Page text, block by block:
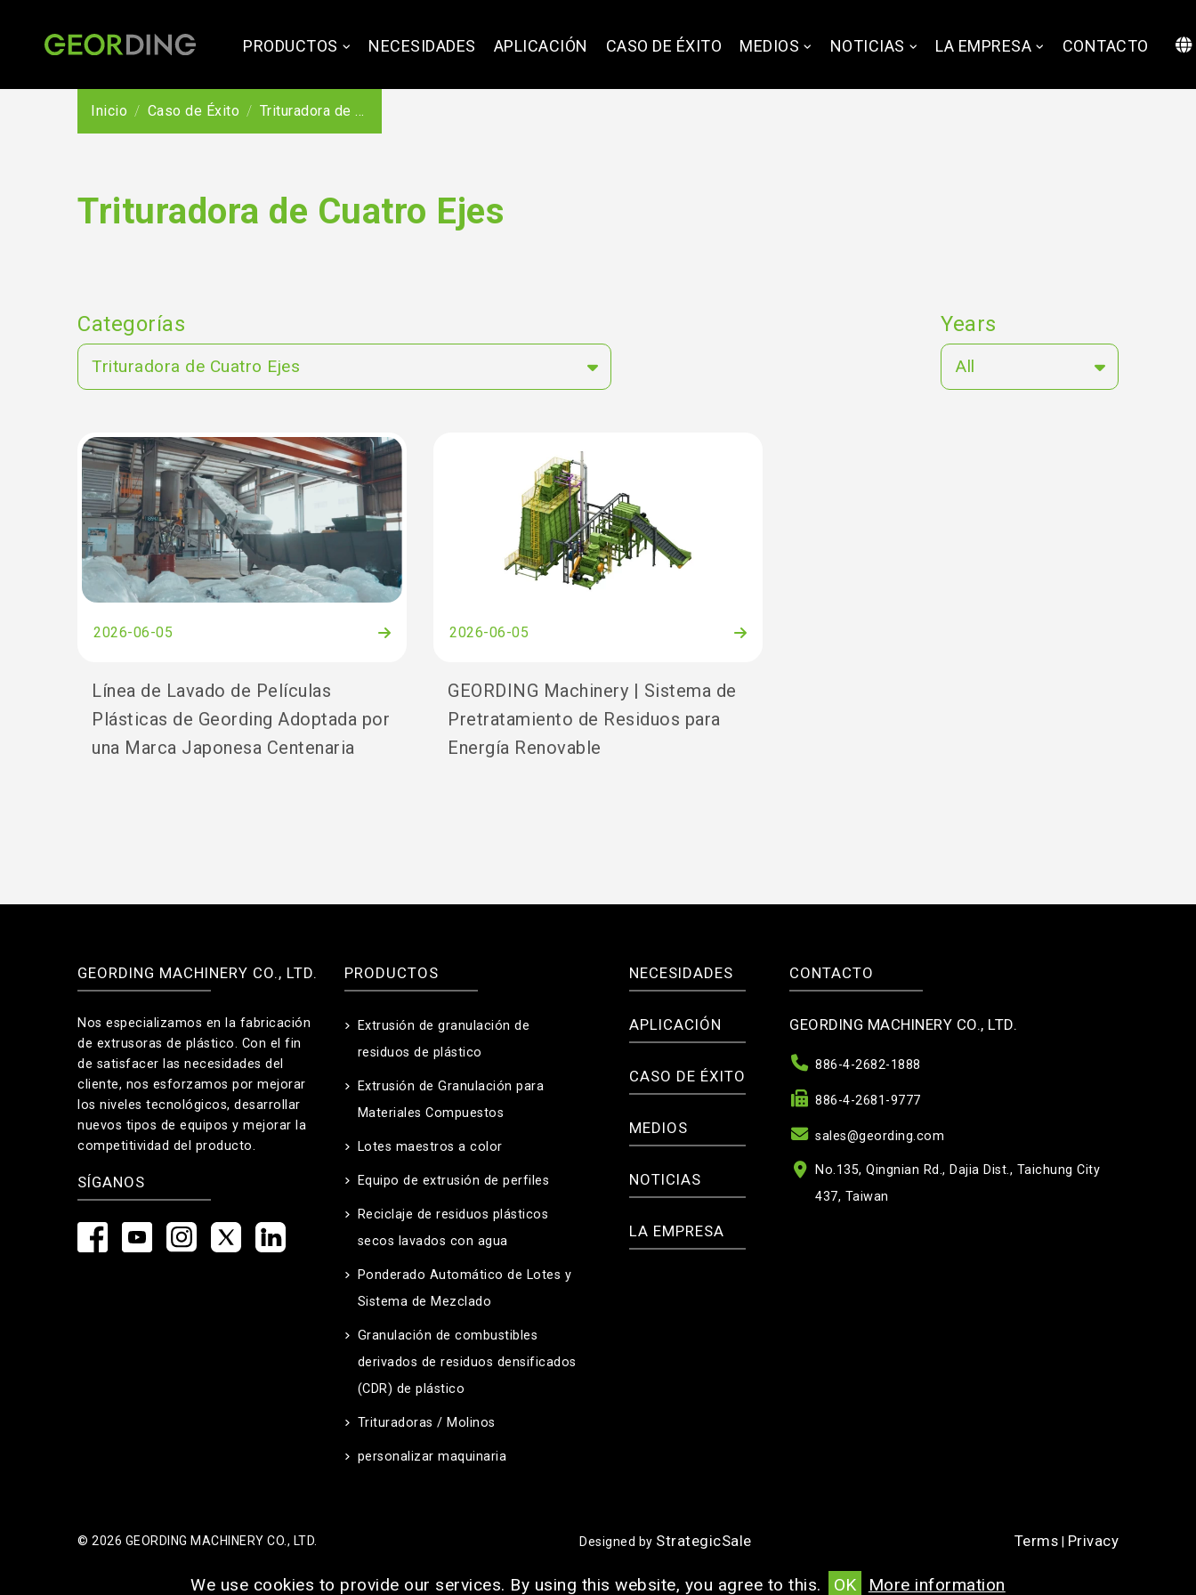
PRODUCTOS NECESIDADES APLICACIÓN CASO DE ÉXITO MEDIOS NOTICIAS LA EMPRESA CONTACTO
Inicio Caso de Éxito Trituradora de Cuatro Ejes
Trituradora de Cuatro Ejes
Categorías
Trituradora de Cuatro Ejes
Years
All
2026-06-05
Línea de Lavado de Películas
Plásticas de Geording Adoptada por
una Marca Japonesa Centenaria
2026-06-05
GEORDING Machinery | Sistema de
Pretratamiento de Residuos para
Energía Renovable
GEORDING MACHINERY CO., LTD.
Nos especializamos en la fabricación
de extrusoras de plástico. Con el fin
de satisfacer las necesidades del
cliente, nos esforzamos por mejorar
los niveles tecnológicos, desarrollar
nuevos tipos de equipos y mejorar la
competitividad del producto.
SÍGANOS
PRODUCTOS
Extrusión de granulación de
residuos de plástico
Extrusión de Granulación para
Materiales Compuestos
Lotes maestros a color
Equipo de extrusión de perfiles
Reciclaje de residuos plásticos
secos lavados con agua
Ponderado Automático de Lotes y
Sistema de Mezclado
Granulación de combustibles
derivados de residuos densificados
(CDR) de plástico
Trituradoras / Molinos
personalizar maquinaria
NECESIDADES
APLICACIÓN
CASO DE ÉXITO
MEDIOS
NOTICIAS
LA EMPRESA
CONTACTO
GEORDING MACHINERY CO., LTD.
886-4-2682-1888
886-4-2681-9777
sales@geording.com
No.135, Qingnian Rd., Dajia Dist., Taichung City
437, Taiwan
© 2026 GEORDING MACHINERY CO., LTD. Designed by StrategicSale Terms Privacy
We use cookies to provide our services. By using this website, you agree to this. OK More information